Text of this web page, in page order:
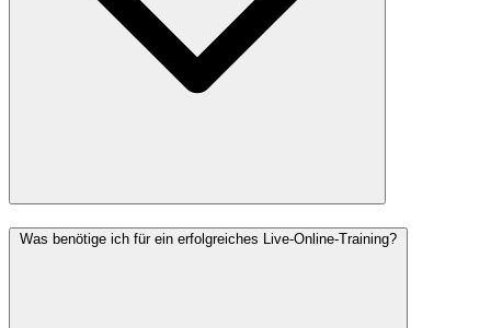
Was benötige ich für ein erfolgreiches Live-Online-Training?